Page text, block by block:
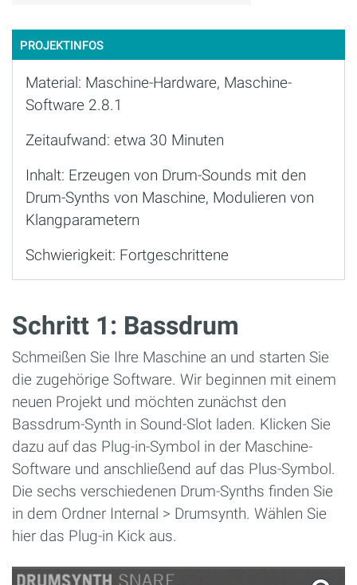
PROJEKTINFOS
Material: Maschine-Hardware, Maschine-
Software 2.8.1
Zeitaufwand: etwa 30 Minuten
Inhalt: Erzeugen von Drum-Sounds mit den
Drum-Synths von Maschine, Modulieren von
Klangparametern
Schwierigkeit: Fortgeschrittene
Schritt 1: Bassdrum
Schmeißen Sie Ihre Maschine an und starten Sie
die zugehörige Software. Wir beginnen mit einem
neuen Projekt und möchten zunächst den
Bassdrum-Synth in Sound-Slot laden. Klicken Sie
dazu auf das Plug-in-Symbol in der Maschine-
Software und anschließend auf das Plus-Symbol.
Die sechs verschiedenen Drum-Synths finden Sie
in dem Ordner Internal > Drumsynth. Wählen Sie
hier das Plug-in Kick aus.